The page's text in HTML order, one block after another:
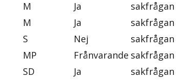
M Ja sakfrågan
M Ja sakfrågan
S Nej sakfrågan
MP Frånvarande sakfrågan
SD Ja sakfrågan